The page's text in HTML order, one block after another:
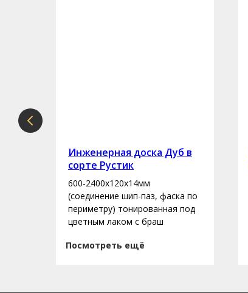
Инженерная доска Дуб в
сорте Рустик
600-2400х120х14мм
(соединение шип-паз, фаска по
периметру) тонированная под
цветным лаком с браш
Посмотреть ещё